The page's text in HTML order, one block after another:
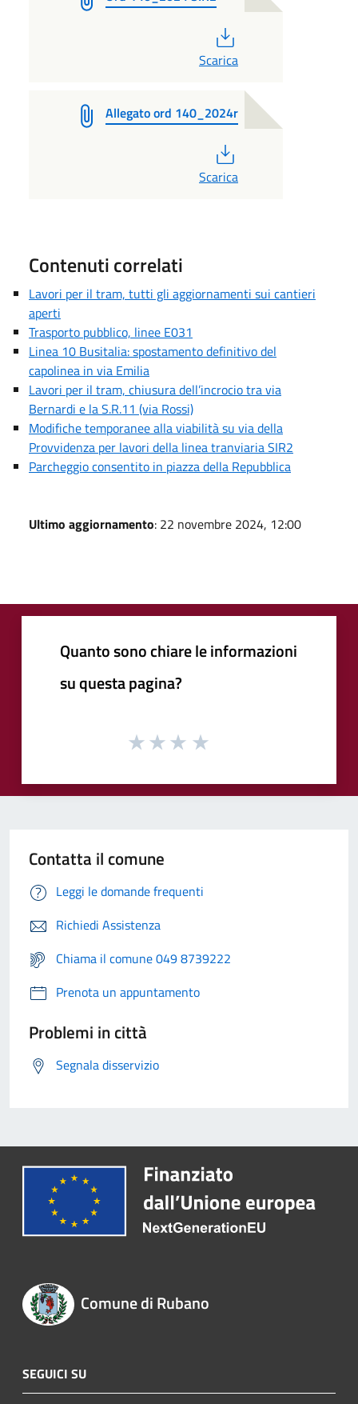
Scarica
Allegato ord 140_2024r
Scarica
Contenuti correlati
Lavori per il tram, tutti gli aggiornamenti sui cantieri
aperti
Trasporto pubblico, linee E031
Linea 10 Busitalia: spostamento definitivo del
capolinea in via Emilia
Lavori per il tram, chiusura dell’incrocio tra via
Bernardi e la S.R.11 (via Rossi)
Modifiche temporanee alla viabilità su via della
Provvidenza per lavori della linea tranviaria SIR2
Parcheggio consentito in piazza della Repubblica
Ultimo aggiornamento: 22 novembre 2024, 12:00
Quanto sono chiare le informazioni
su questa pagina?
Contatta il comune
Leggi le domande frequenti
Richiedi Assistenza
Chiama il comune 049 8739222
Prenota un appuntamento
Problemi in città
Segnala disservizio
Comune di Rubano
SEGUICI SU